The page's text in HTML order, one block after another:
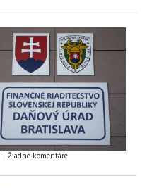
| Žiadne komentáre